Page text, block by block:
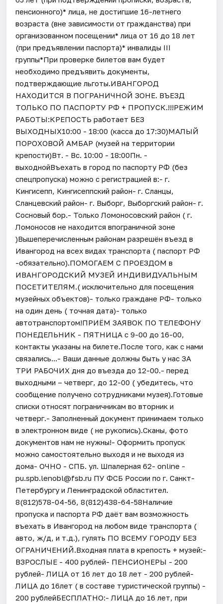
пенсионного)* лица, не достигшие 16-летнего
возраста (вне зависимости от гражданства) при
организованном посещении* лица от 16 до 18 лет
(при предъявлении паспорта)* инвалиды III
группы*При проверке билетов вам будет
необходимо предъявить документы,
подтверждающие льготы.ИВАНГОРОД
НАХОДИТСЯ В ПОГРАНИЧНОЙ ЗОНЕ. ВЪЕЗД
ТОЛЬКО ПО ПАСПОРТУ РФ + ПРОПУСК.!!!РЕЖИМ
РАБОТЫ:КРЕПОСТЬ работает БЕЗ
ВЫХОДНЫХ10:00 - 18:00 (касса до 17:30)МАЛЫЙ
ПОРОХОВОЙ АМБАР (музей на территории
крепости)Вт. - Вс. 10:00 - 18:00Пн. -
выходнойВъехать в город по паспорту РФ (без
спецпропуска) можно с регистрацией в:- г.
Кингисепп, Кингисеппский район- г. Сланцы,
Сланцевский район- г. Выборг, Выборгский район- г.
Сосновый бор.- Только Ломоносовский район ( г.
Ломоносов не находится впограничной зоне
)Вышеперечисленным районам разрешён въезд в
Ивангород на всех видах транспорта ( паспорт РФ
-обязательно).ПОМОГАЕМ С ПРОЕЗДОМ в
ИВАНГОРОДСКИЙ МУЗЕЙ ИНДИВИДУАЛЬНЫМ
ПОСЕТИТЕЛЯМ.( исключительно для посещения
музейных объектов)- только граждане РФ- только
на один день ( точная дата)- только
автотранспортом!ПРИЁМ ЗАЯВОК ПО ТЕЛЕФОНУ
ПОНЕДЕЛЬНИК - ПЯТНИЦА с 9-00 до 16-00,
контакты указаны на билете.После того, как с нами
связались...- Ваши данные должны быть у нас ЗА
ТРИ РАБОЧИХ дня до въезда до 12-00.- перед
выходными – четверг, до 12-00 ( убедитесь, что
сообщение получено сотрудниками музея).Готовые
списки относят пограничникам во вторник и
четверг.- Заполненный документ принимаем только
в электронном виде ( не рукопись).Сканы, фото
документов нам не нужны!- Оформить пропуск
можно самостоятельно выходя и не выходя из
дома- ОЧНО - СПБ. ул. Шпалерная 62- online -
pu.spb.lenobl@fsb.ru ПУ ФСБ России по г. Санкт-
Петербургу и Ленинградской областител.
8(812)578-04-56, 8(812)438-64-58Наличие
пропуска и паспорта РФ даёт вам возможность
въехать в Ивангород на любом виде транспорта (
авто, ж/д, и т.д.), гулять ПО ВСЕМУ ГОРОДУ БЕЗ
ОГРАНИЧЕНИЙ.Входная плата в крепость + музей:-
ВЗРОСЛЫЕ - 400 рублей- ПЕНСИОНЕРЫ - 200
рублей- ЛИЦА от 16 лет до 18 лет - 200 рублей-
ЛИЦА до 16лет ( в составе туристической группы) -
200 рублейБЕСПЛАТНО:- ЛИЦА до 16 лет, при